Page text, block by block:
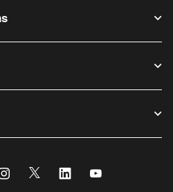
une nouvelle fenêtre
Instagram
Ouvre une nouvelle fenêtre
Twitter
Ouvre une nouvelle fenêtre
Linkedin
Ouvre une nouvelle
Ouvre une